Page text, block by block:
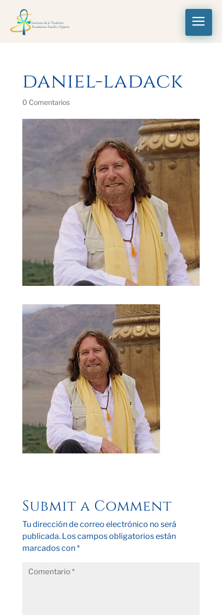
a
daniel-ladack
0 Comentarios
Submit a Comment
Tu dirección de correo electrónico no será
publicada. Los campos obligatorios están
marcados con*